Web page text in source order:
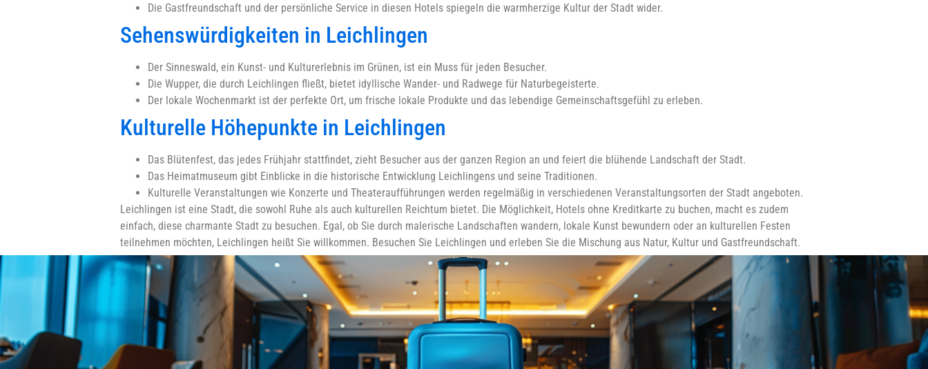
Die Gastfreundschaft und der persönliche Service in diesen Hotels spiegeln die warmherzige Kultur der Stadt wider.
Sehenswürdigkeiten in Leichlingen
Der Sinneswald, ein Kunst- und Kulturerlebnis im Grünen, ist ein Muss für jeden Besucher.
Die Wupper, die durch Leichlingen fließt, bietet idyllische Wander- und Radwege für Naturbegeisterte.
Der lokale Wochenmarkt ist der perfekte Ort, um frische lokale Produkte und das lebendige Gemeinschaftsgefühl zu erleben.
Kulturelle Höhepunkte in Leichlingen
Das Blütenfest, das jedes Frühjahr stattfindet, zieht Besucher aus der ganzen Region an und feiert die blühende Landschaft der Stadt.
Das Heimatmuseum gibt Einblicke in die historische Entwicklung Leichlingens und seine Traditionen.
Kulturelle Veranstaltungen wie Konzerte und Theateraufführungen werden regelmäßig in verschiedenen Veranstaltungsorten der Stadt angeboten.
Leichlingen ist eine Stadt, die sowohl Ruhe als auch kulturellen Reichtum bietet. Die Möglichkeit, Hotels ohne Kreditkarte zu buchen, macht es zudem
einfach, diese charmante Stadt zu besuchen. Egal, ob Sie durch malerische Landschaften wandern, lokale Kunst bewundern oder an kulturellen Festen
teilnehmen möchten, Leichlingen heißt Sie willkommen. Besuchen Sie Leichlingen und erleben Sie die Mischung aus Natur, Kultur und Gastfreundschaft.